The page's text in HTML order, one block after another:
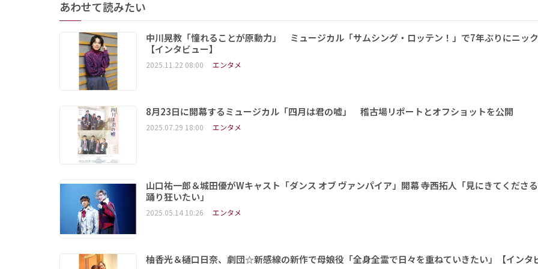
あわせて読みたい
中川晃教「憧れることが原動力」 ミュージカル「サムシング・ロッテン！」で7年ぶりにニッ
【インタビュー】
2025.11.22 08:00 エンタメ
8月23日に開幕するミュージカル「四月は君の嘘」 稽古場リポートとオフショットを公開
2025.07.29 18:00 エンタメ
山口祐一郎＆城田優がWキャスト「ダンス オブ ヴァンパイア」開幕 寺西拓人「見にきてくださ
踊り狂いたい」
2025.05.14 10:26 エンタメ
柚香光＆樋口日奈、劇団☆新感線の新作で母娘役「全身全霊で日々を重ねていきたい」【インタ